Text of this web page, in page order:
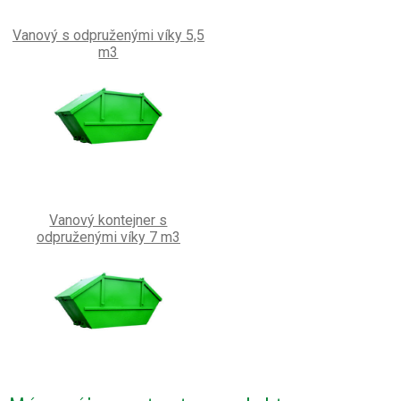
Vanový s odpruženými víky 5,5
m3
Vanový kontejner s
odpruženými víky 7 m3